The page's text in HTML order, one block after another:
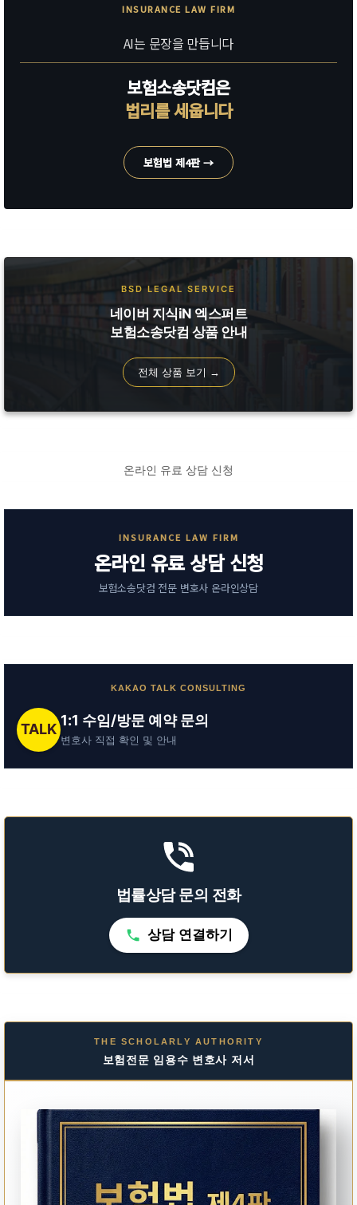
INSURANCE LAW FIRM
AI는 문장을 만듭니다
보험소송닷컴은
법리를 세웁니다
보험법 제4판 →
BSD LEGAL SERVICE
네이버 지식iN 엑스퍼트
보험소송닷컴 상품 안내
전체 상품 보기 →
온라인 유료 상담 신청
INSURANCE LAW FIRM
온라인 유료 상담 신청
보험소송닷컴 전문 변호사 온라인상담
KAKAO TALK CONSULTING
TALK
1:1 수임/방문 예약 문의
변호사 직접 확인 및 안내
법률상담 문의 전화
상담 연결하기
THE SCHOLARLY AUTHORITY
보험전문 임용수 변호사 저서